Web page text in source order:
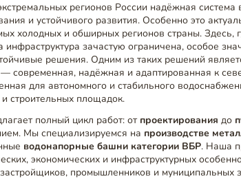
регионов России надёжная
и устойчивого развития. Особенно это
холодных и обширных регионов страны. Здесь,
инфраструктура зачастую ограничена, особое
решения. Одним из таких решений
— современная, надёжная и адаптированная к
для автономного и стабильного
строительных площадок.
полный цикл работ: от проектирования до
Мы специализируемся на производстве
водонапорные башни категории ВБР. Наша
экономических и инфраструктурных
промышленников и муниципальных